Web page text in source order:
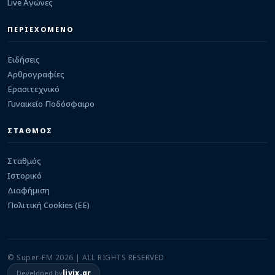
Καστρίτσα: Δυνατό τεστ κόντρα στην Πρέβεζα
Live Αγώνες
ΠΕΡΙΕΧΟΜΕΝΟ
Ειδήσεις
Αρθρογραφίες
Ερασιτεχνικό
Γυναικείο Ποδόσφαιρο
ΣΤΑΘΜΟΣ
Σταθμός
Ιστορικό
Διαφήμιση
Πολιτική Cookies (ΕΕ)
© Super-FM 2026 | ALL RIGHTS RESERVED
Developed by